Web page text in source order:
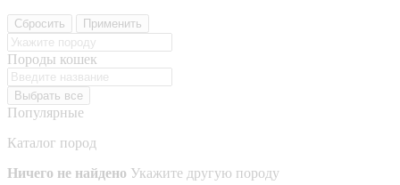
Сбросить Применить
Породы кошек
Выбрать все
Популярные
Каталог пород
Ничего не найдено Укажите другую породу